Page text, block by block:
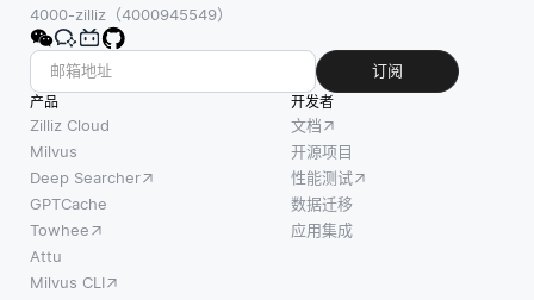
4000-zilliz（4000945549）
订阅
产品
Zilliz Cloud
Milvus
Deep Searcher
GPTCache
Towhee
Attu
Milvus CLI
开发者
文档
开源项目
性能测试
数据迁移
应用集成